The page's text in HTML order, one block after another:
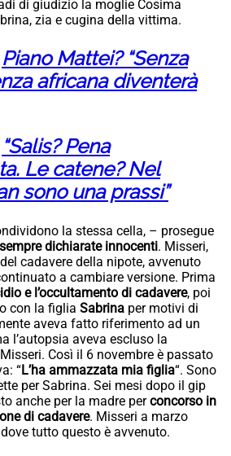
di giudizio la moglie Cosima
zia e cugina della vittima.
Piano Mattei? “Senza
africana diventerà
“Salis? Pena
Le catene? Nel
sono una prassi”
la stessa cella, – prosegue
sempre dichiarate innocenti. Misseri,
cadavere della nipote, avvenuto
a cambiare versione. Prima
e l’occultamento di cadavere, poi
con la figlia Sabrina per motivi di
aveva fatto riferimento ad un
l’autopsia aveva escluso la
Così il 6 novembre è passato
“L’ha ammazzata mia figlia“. Sono
per Sabrina. Sei mesi dopo il gip
anche per la madre perconcorso in
di cadavere. Misseri a marzo
tutto questo è avvenuto.